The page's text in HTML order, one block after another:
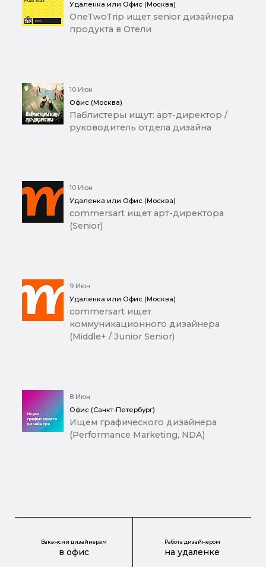
Удаленка или Офис (Москва)
OneTwoTrip ищет senior дизайнера
продукта в Отели
10 Июн
Офис (Москва)
Паблистеры ищут: арт-директор /
руководитель отдела дизайна
10 Июн
Удаленка или Офис (Москва)
commersart ищет арт-директора
(Senior)
9 Июн
Удаленка или Офис (Москва)
commersart ищет
коммуникационного дизайнера
(Middle+ / Junior Senior)
8 Июн
Офис (Санкт-Петербург)
Ищем графического дизайнера
(Performance Marketing, NDA)
Вакансии дизайнерам
в офис
Работа дизайнером
на удаленке